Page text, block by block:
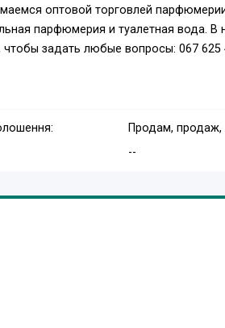
оптовой торговлей
парфюмерия и туалетная вода.
чтобы задать любые вопросы: 067 625
Продам,
--